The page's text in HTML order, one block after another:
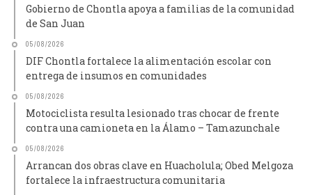
Gobierno de Chontla apoya a familias de la comunidad
de San Juan
05/08/2026
DIF Chontla fortalece la alimentación escolar con
entrega de insumos en comunidades
05/08/2026
Motociclista resulta lesionado tras chocar de frente
contra una camioneta en la Álamo – Tamazunchale
05/08/2026
Arrancan dos obras clave en Huacholula; Obed Melgoza
fortalece la infraestructura comunitaria